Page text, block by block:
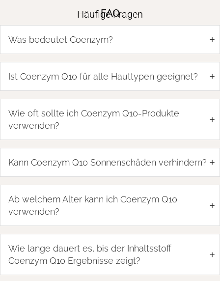
FAQ
Häufige Fragen
Was bedeutet Coenzym? +
Ist Coenzym Q10 für alle Hauttypen geeignet? +
Wie oft sollte ich Coenzym Q10-Produkte
verwenden?
+
Kann Coenzym Q10 Sonnenschäden verhindern? +
Ab welchem Alter kann ich Coenzym Q10
verwenden?
+
Wie lange dauert es, bis der Inhaltsstoff
Coenzym Q10 Ergebnisse zeigt?
+